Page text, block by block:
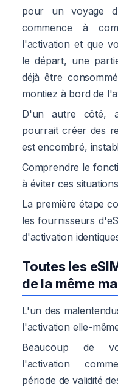
pour un voyage
commence à
l'activation et que
le départ, une
déjà être
montiez à bord de
D'un autre côté,
pourrait créer des
est encombré,
Comprendre le
à éviter ces
La première étape
les fournisseurs
d'activation
Toutes les
de la même
L'un des
l'activation elle-
Beaucoup de
l'activation
période de validité